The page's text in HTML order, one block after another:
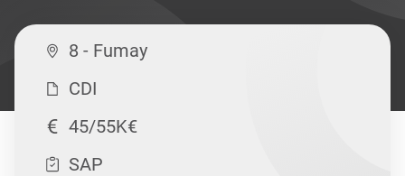
8 - Fumay
CDI
45/55K€
SAP